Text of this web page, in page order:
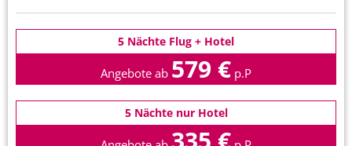
5 Nächte Flug + Hotel
Angebote ab 579 € p.P
5 Nächte nur Hotel